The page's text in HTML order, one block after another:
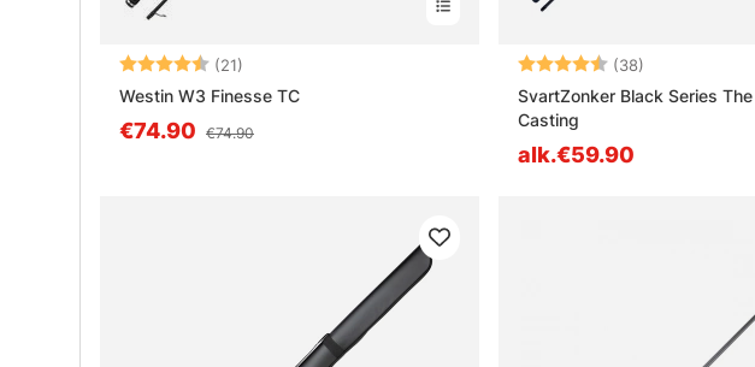
Arvio: (21)
Westin W3 Finesse TC
€74.90 €74.90
Arvio: (38)
SvartZonker Black Series
Casting
alk.€59.90